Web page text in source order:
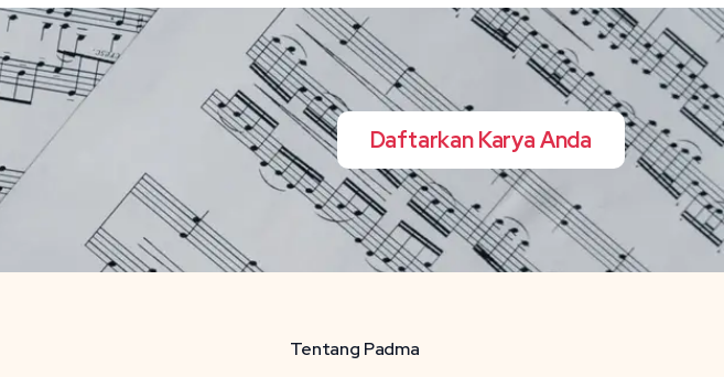
Daftarkan Karya Anda
Tentang Padma